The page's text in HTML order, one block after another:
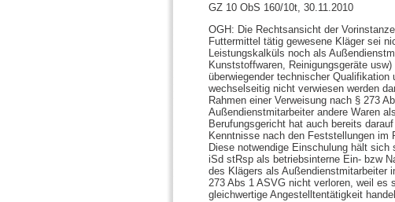
GZ 10 ObS 160/10t, 30.11.2010
OGH: Die Rechtsansicht der
Futtermittel tätig gewesene Kläger sei
Leistungskalküls noch als
Kunststoffwaren, Reinigungsgeräte
überwiegender technischer
wechselseitig nicht verwiesen werden
Rahmen einer Verweisung nach § 273
Außendienstmitarbeiter andere Waren
Berufungsgericht hat auch bereits
Kenntnisse nach den Feststellungen im
Diese notwendige Einschulung hält
iSd stRsp als betriebsinterne Ein- bzw
des Klägers als Außendienstmitarbeiter
273 Abs 1 ASVG nicht verloren, weil es
gleichwertige Angestelltentätigkeit